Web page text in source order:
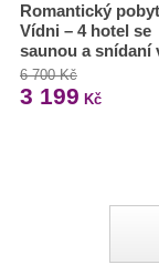
Romantický
Vídni – 4 hotel se
saunou a
6 700 Kč
3 199 Kč